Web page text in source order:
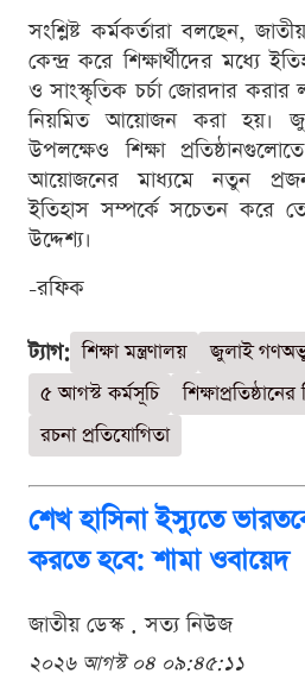
সংশ্লিষ্ট কর্মকর্তারা বলছেন,
কেন্দ্র করে শিক্ষার্থীদের মধ্যে
ও সাংস্কৃতিক চর্চা জোরদার করার
নিয়মিত আয়োজন করা হয়।
উপলক্ষেও শিক্ষা
আয়োজনের মাধ্যমে নতুন
ইতিহাস সম্পর্কে সচেতন করে
উদ্দেশ্য।
-রফিক
ট্যাগ: শিক্ষা মন্ত্রণালয়
জুলাই
৫ আগস্ট কর্মসূচি
শিক্ষাপ্রতিষ্ঠানের
রচনা প্রতিযোগিতা
শেখ হাসিনা ইস্যুতে
করতে হবে: শামা ওবায়েদ
জাতীয় ডেস্ক . সত্য নিউজ
২০২৬ আগস্ট ০৪ ০৯:৪৫:১১